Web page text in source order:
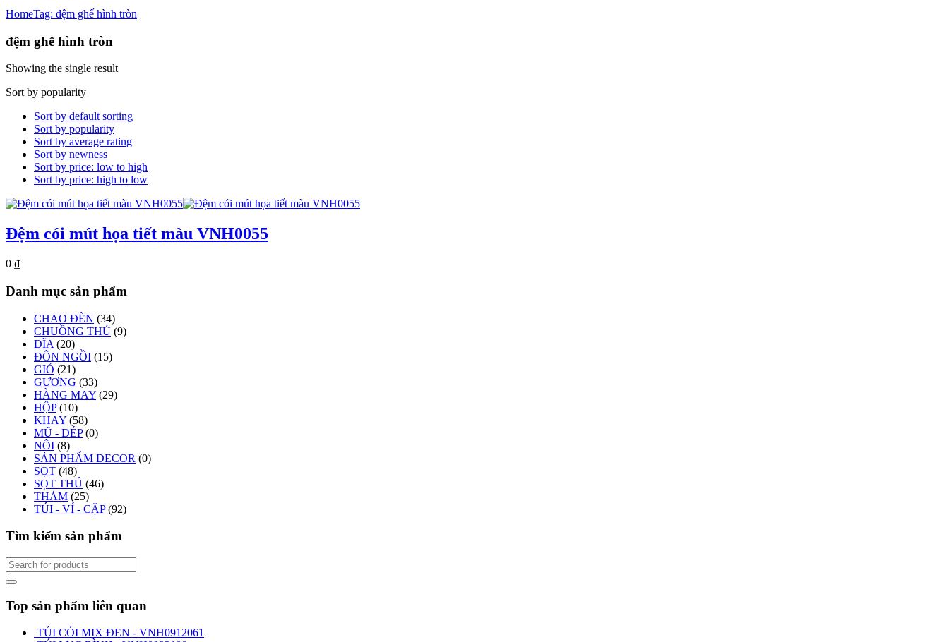
HomeTag: đệm ghế hình tròn
đệm ghế hình tròn
Showing the single result
Sort by popularity
Sort by default sorting
Sort by popularity
Sort by average rating
Sort by newness
Sort by price: low to high
Sort by price: high to low
Đệm cói mút họa tiết màu VNH0055
0 ₫
Danh mục sản phẩm
CHAO ĐÈN (34)
CHUỒNG THÚ (9)
ĐĨA (20)
ĐÔN NGỒI (15)
GIỎ (21)
GƯƠNG (33)
HÀNG MAY (29)
HỘP (10)
KHAY (58)
MŨ - DÉP (0)
NÔI (8)
SẢN PHẨM DECOR (0)
SỌT (48)
SỌT THÚ (46)
THẢM (25)
TÚI - VÍ - CẶP (92)
Tìm kiếm sản phẩm
Top sản phẩm liên quan
TÚI CÓI MIX ĐEN - VNH0912061